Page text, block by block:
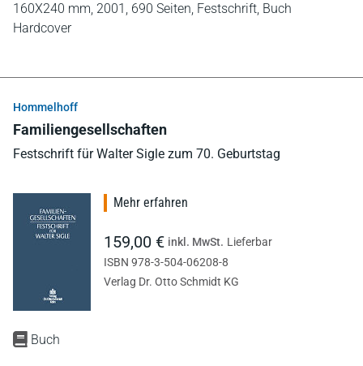
160X240 mm, 2001, 690 Seiten, Festschrift, Buch
Hardcover
Hommelhoff
Familiengesellschaften
Festschrift für Walter Sigle zum 70. Geburtstag
Buch
Mehr erfahren
159,00 € inkl. MwSt. Lieferbar
ISBN 978-3-504-06208-8
Verlag Dr. Otto Schmidt KG